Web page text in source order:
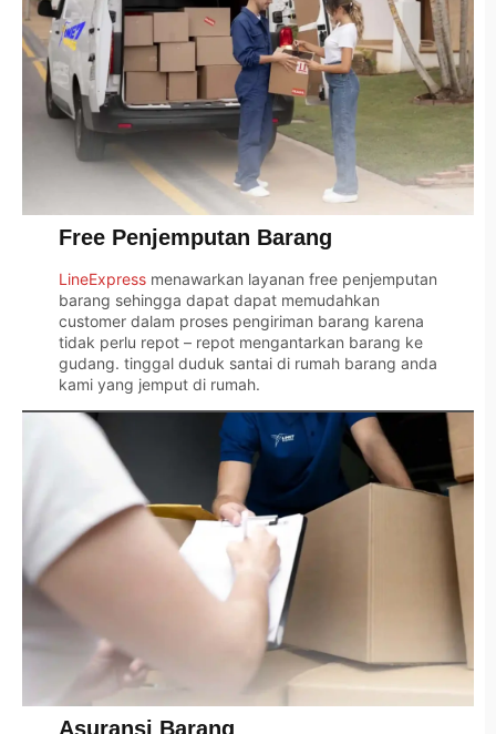
Free Penjemputan Barang
LineExpress menawarkan layanan free penjemputan
barang sehingga dapat dapat memudahkan
customer dalam proses pengiriman barang karena
tidak perlu repot – repot mengantarkan barang ke
gudang. tinggal duduk santai di rumah barang anda
kami yang jemput di rumah.
Asuransi Barang